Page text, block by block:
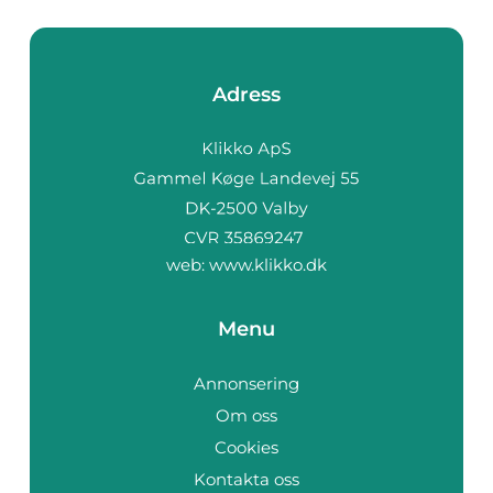
Adress
web: www.klikko.dk
Menu
Annonsering
Om oss
Cookies
Kontakta oss